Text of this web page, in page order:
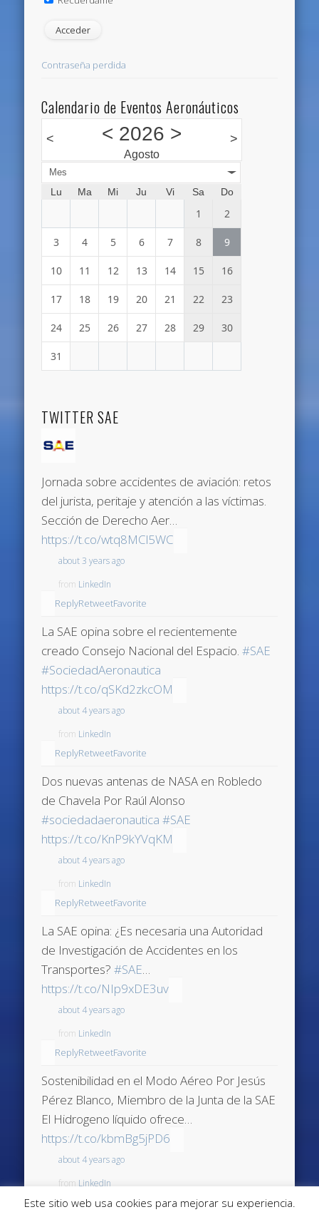
Contraseña perdida
Calendario de Eventos Aeronáuticos
< < 2026 >
Agosto
>
Mes
Lu Ma Mi Ju Vi Sa Do
1 2
3 4 5 6 7 8 9
10 11 12 13 14 15 16
17 18 19 20 21 22 23
24 25 26 27 28 29 30
31
TWITTER SAE
Jornada sobre accidentes de aviación: retos
del jurista, peritaje y atención a las víctimas.
Sección de Derecho Aer…
https://t.co/wtq8MCl5WC
about 3 years ago
from LinkedIn
ReplyRetweetFavorite
La SAE opina sobre el recientemente
creado Consejo Nacional del Espacio.#SAE
#SociedadAeronautica
https://t.co/qSKd2zkcOM
about 4 years ago
from LinkedIn
ReplyRetweetFavorite
Dos nuevas antenas de NASA en Robledo
de Chavela Por Raúl Alonso
#sociedadaeronautica #SAE
https://t.co/KnP9kYVqKM
about 4 years ago
from LinkedIn
ReplyRetweetFavorite
La SAE opina: ¿Es necesaria una Autoridad
de Investigación de Accidentes en los
Transportes?#SAE…
https://t.co/NIp9xDE3uv
about 4 years ago
from LinkedIn
ReplyRetweetFavorite
Sostenibilidad en el Modo Aéreo Por Jesús
Pérez Blanco, Miembro de la Junta de la SAE
El Hidrogeno líquido ofrece…
https://t.co/kbmBg5jPD6
about 4 years ago
from LinkedIn
ReplyRetweet Favorite
Este sitio web usa cookies para mejorar su experiencia.